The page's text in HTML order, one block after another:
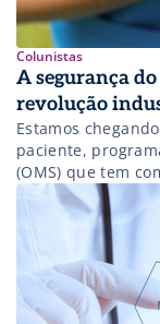
Colunistas
A segurança
revolução
Estamos
paciente,
(OMS) que tem
implementações
questão que é
unidade de
tecnológicas não